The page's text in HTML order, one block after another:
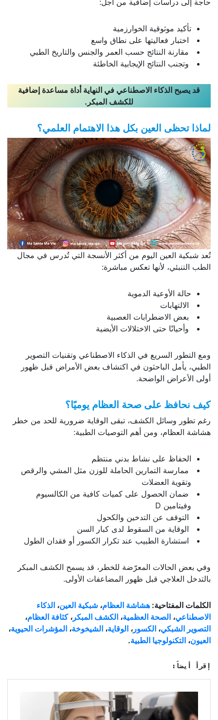
تأكيد موثوقية الخوارزمية
اختبار فعاليتها على نطاق واسع
مقارنة النتائج حسب العمر والجنس والتاريخ الطبي
وتجنب النتائج الإيجابية الخاطئة
قد يصبح الذكاء الاصطناعي في النهاية أداة مساعدة إضافية
للكشف المبكر .
لماذا تحظى العين بكل هذا الاهتمام العلمي؟
تُعد شبكية العين اليوم من أكثر الأنسجة التي تُدرس في مجال
الطب التنبئي، لأنها تعكس مباشرة:
حالة الأوعية الدموية
الالتهابات
بعض الاضطرابات العصبية
وأحيانًا حتى الاختلالات الأيضية
ومع التطور السريع في الذكاء الاصطناعي وتقنيات التصوير
الطبي، يأمل الباحثون في اكتشاف بعض الأمراض قبل ظهور
أولى الأعراض الواضحة.
كيف نحافظ على صحة العظام يوميًا؟
رغم تطور وسائل الكشف، تبقى الوقاية ضرورية للحد من خطر
هشاشة العظام، ومن أهم التوصيات الطبية:
الحفاظ على نشاط بدني منتظم
ممارسة التمارين الحاملة للوزن مثل المشي والرقص
وتقوية العضلات
ضمان الحصول على كميات كافية من الكالسيوم
وفيتامين D
التوقف عن التدخين والكحول
الوقاية من السقوط لدى كبار السن
استشارة الطبيب عند تكرار الكسور أو فقدان الطول
وفي بعض الحالات المعرّضة للخطر، قد يسمح الكشف المبكر
بالتدخل العلاجي قبل ظهور المضاعفات الأولى.
الكلمات المفتاحية: هشاشة العظام، شبكية العين، الذكاء
الاصطناعي، الصحة العظمية، الكشف المبكر ،كثافة العظام،
التصوير الشبكي، الكسور ، الوقاية، الشيخوخة، المؤشرات الحيوية،
العيون، التكنولوجيا الطبية.
إقرأ أيضاً: